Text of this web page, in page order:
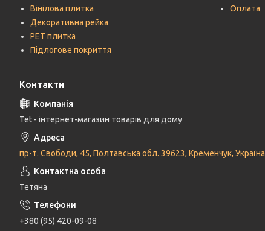
Вінілова плитка
Декоративна рейка
РЕТ плитка
Підлогове покриття
Оплата
Контакти
Tet - інтернет-магазин товарів для дому
пр-т. Свободи, 45, Полтавська обл. 39623, Кременчук, Україна
Тетяна
+380 (95) 420-09-08